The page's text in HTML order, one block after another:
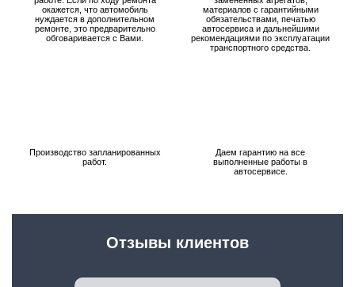
окажется, что автомобиль
нуждается в дополнительном
ремонте, это предварительно
обговаривается с Вами.
материалов с гарантийными
обязательствами, печатью
автосервиса и дальнейшими
рекомендациями по эксплуатации
транспортного средства.
Производство запланированных
работ.
Даем гарантию на все
выполненные работы в
автосервисе.
Отзывы клиентов